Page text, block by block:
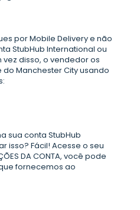
por Mobile Delivery e não
StubHub International ou
vez disso, o vendedor os
Manchester City usando
sua conta StubHub
isso? Fácil! Acesse o seu
DA CONTA, você pode
fornecemos ao